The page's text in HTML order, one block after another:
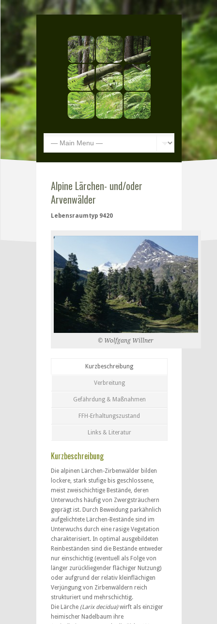
Alpine Lärchen- und/oder
Arvenwälder
Lebensraumtyp 9420
© Wolfgang Willner
Kurzbeschreibung
Verbreitung
Gefährdung & Maßnahmen
FFH-Erhaltungszustand
Links & Literatur
Kurzbeschreibung
Die alpinen Lärchen-Zirbenwälder bilden
lockere, stark stufige bis geschlossene,
meist zweischichtige Bestände, deren
Unterwuchs häufig von Zwergsträuchern
geprägt ist. Durch Beweidung parkähnlich
aufgelichtete Lärchen-Bestände sind im
Unterwuchs durch eine rasige Vegetation
charakterisiert. In optimal ausgebildeten
Reinbeständen sind die Bestände entweder
nur einschichtig (eventuell als Folge von
länger zurückliegender flächiger Nutzung)
oder aufgrund der relativ kleinflächigen
Verjüngung von Zirbenwäldern reich
strukturiert und mehrschichtig.
Die Lärche (Larix decidua)wirft als einziger
heimischer Nadelbaum ihre